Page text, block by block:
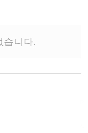
습니다.